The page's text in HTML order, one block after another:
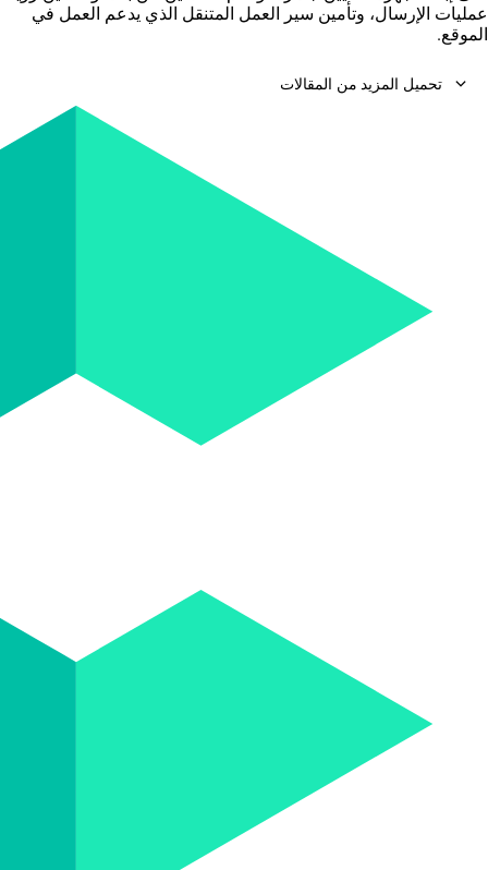
عمليات الإرسال، وتأمين سير العمل المتنقل الذي يدعم العمل في
الموقع.
expand_more تحميل المزيد من المقالات